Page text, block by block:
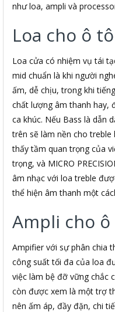
như loa, ampli và
Loa cho ô tô
Loa cửa có nhiệm vụ tái
mid chuẩn là khi người
ấm, dễ chịu, trong khi
chất lượng âm thanh hay,
ca khúc. Nếu Bass là dẫn
trên sẽ làm nền cho treble
thấy tầm quan trọng của
trọng, và MICRO
âm nhạc với loa treble
thể hiện âm thanh một
Ampli cho
Ampifier với sự phân chia
công suất tối đa của loa
việc làm bệ đỡ vững chắc
còn được xem là một trợ
nên ấm áp, đầy đặn, chi